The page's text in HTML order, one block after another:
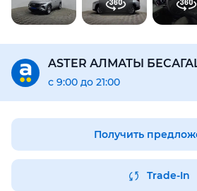
ASTER АЛМАТЫ
с 9:00 до 21:00
Получить
Trade-In